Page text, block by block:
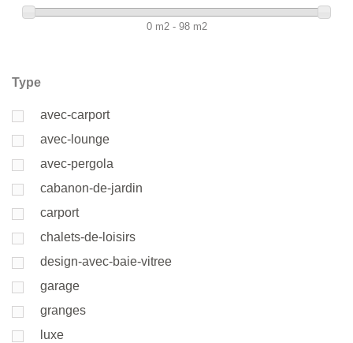
0 m2 - 98 m2
Type
avec-carport
avec-lounge
avec-pergola
cabanon-de-jardin
carport
chalets-de-loisirs
design-avec-baie-vitree
garage
granges
luxe